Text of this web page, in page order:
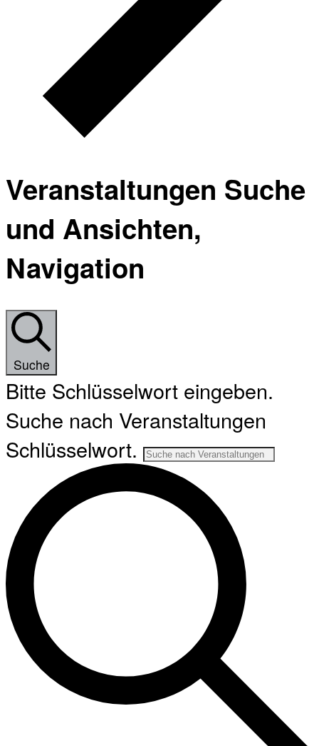
Veranstaltungen Suche
und Ansichten,
Navigation
Suche
Bitte Schlüsselwort eingeben.
Suche nach Veranstaltungen
Schlüsselwort.